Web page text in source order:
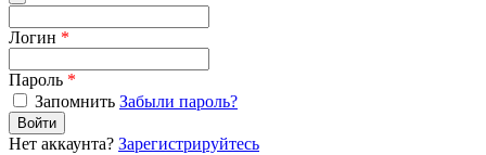
Логин *
Пароль *
Запомнить Забыли пароль?
Войти
Нет аккаунта? Зарегистрируйтесь